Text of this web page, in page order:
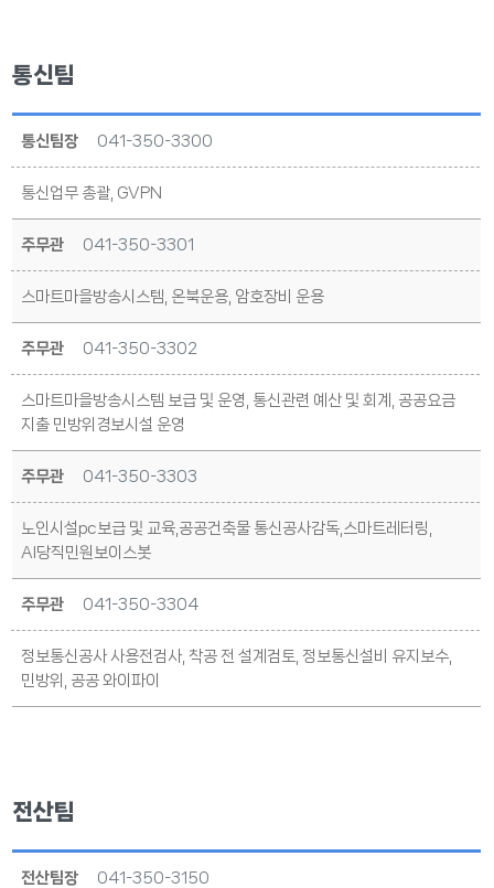
통신팀
통신팀장 041-350-3300
통신업무 총괄, GVPN
주무관 041-350-3301
스마트마을방송시스템, 온북운용, 암호장비 운용
주무관 041-350-3302
스마트마을방송시스템 보급 및 운영, 통신관련 예산 및 회계, 공공요금
지출 민방위경보시설 운영
주무관 041-350-3303
노인시설pc보급 및 교육,공공건축물 통신공사감독,스마트레터링,
AI당직민원보이스봇
주무관 041-350-3304
정보통신공사 사용전검사, 착공 전 설계검토, 정보통신설비 유지보수,
민방위, 공공 와이파이
전산팀
전산팀장 041-350-3150